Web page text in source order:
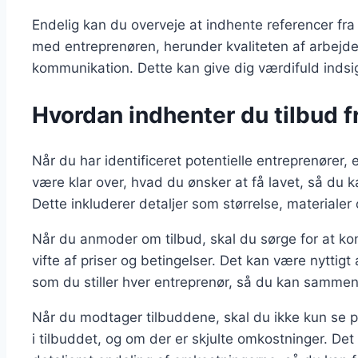
Endelig kan du overveje at indhente referencer
med entreprenøren, herunder kvaliteten af
kommunikation. Dette kan give dig værdifuld
Hvordan indhenter du tilbud
Når du har identificeret potentielle
være klar over, hvad du ønsker at få lavet, så du
Dette inkluderer detaljer som størrelse,
Når du anmoder om tilbud, skal du sørge for at
vifte af priser og betingelser. Det kan være nyttigt
som du stiller hver entreprenør, så du kan
Når du modtager tilbuddene, skal du ikke kun se
i tilbuddet, og om der er skjulte omkostninger.